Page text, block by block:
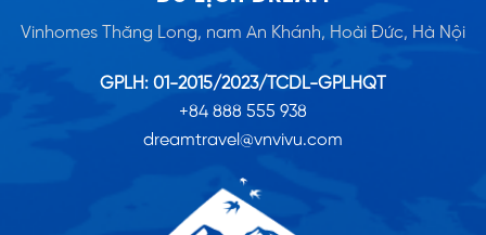
Vinhomes Thăng Long, nam An Khánh, Hoài Đức, Hà Nội
GPLH: 01-2015/2023/TCDL-GPLHQT
+84 888 555 938
dreamtravel@vnvivu.com